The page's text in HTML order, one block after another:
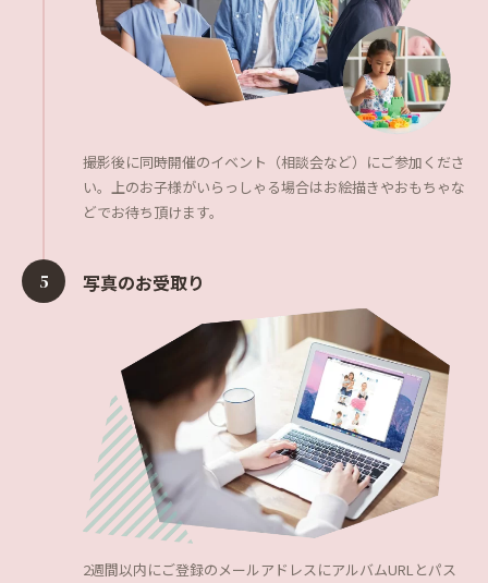
撮影後に同時開催のイベント（相談会など）にご参加くださ
い。上のお子様がいらっしゃる場合はお絵描きやおもちゃな
どでお待ち頂けます。
5 写真のお受取り
2週間以内にご登録のメールアドレスにアルバムURLとパス